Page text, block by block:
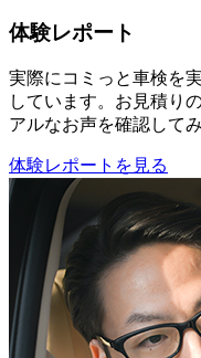
体験レポート
実際にコミっと車検を
しています。お見積り
アルなお声を確認して
体験レポートを見る